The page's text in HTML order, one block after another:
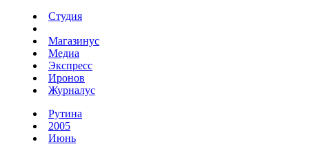
Студия
Магазинус
Медиа
Экспресс
Иронов
Журналус
Рутина
2005
Июнь